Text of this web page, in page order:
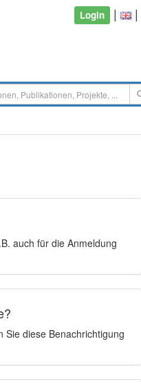
Login | |
auch für die Anmeldung
Sie diese Benachrichtigung